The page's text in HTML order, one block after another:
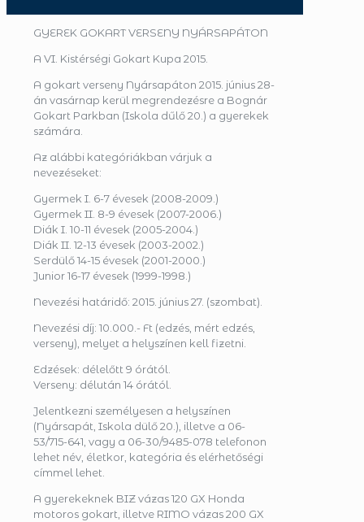
GYEREK GOKART VERSENY NYÁRSAPÁTON
A VI. Kistérségi Gokart Kupa 2015.
A gokart verseny Nyársapáton 2015. június 28-
án vasárnap kerül megrendezésre a Bognár
Gokart Parkban (Iskola dűlő 20.) a gyerekek
számára.
Az alábbi kategóriákban várjuk a
nevezéseket:
Gyermek I. 6-7 évesek (2008-2009.)
Gyermek II. 8-9 évesek (2007-2006.)
Diák I. 10-11 évesek (2005-2004.)
Diák II. 12-13 évesek (2003-2002.)
Serdülő 14-15 évesek (2001-2000.)
Junior 16-17 évesek (1999-1998.)
Nevezési határidő: 2015. június 27. (szombat).
Nevezési díj: 10.000.- Ft (edzés, mért edzés,
verseny), melyet a helyszínen kell fizetni.
Edzések: délelőtt 9 órától.
Verseny: délután 14 órától.
Jelentkezni személyesen a helyszínen
(Nyársapát, Iskola dülő 20.), illetve a 06-
53/715-641, vagy a 06-30/9485-078 telefonon
lehet név, életkor, kategória és elérhetőségi
címmel lehet.
A gyerekeknek BIZ vázas 120 GX Honda
motoros gokart, illetve RIMO vázas 200 GX